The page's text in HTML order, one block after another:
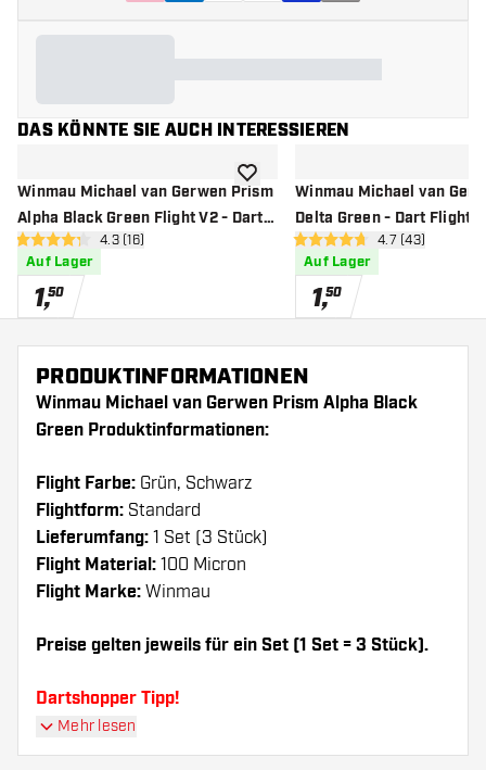
DAS KÖNNTE SIE AUCH INTERESSIEREN
Winmau Michael van Gerwen Prism
Alpha Black Green Flight V2 - Dart
Flights
Bewertungsbereich öffnen
4.3 Bewertungssterne
4.3 (16)
Auf Lager
1,50
Zur Wunschliste hinzufügen
Winmau Michael van
Delta Green - Dart Flights
4.7 Bewertungssterne
4.7 (43)
Auf Lager
1,50
PRODUKTINFORMATIONEN
Winmau Michael van Gerwen Prism Alpha Black
Green Produktinformationen:
Flight Farbe: Grün, Schwarz
Flightform: Standard
Lieferumfang: 1 Set (3 Stück)
Flight Material: 100 Micron
Flight Marke: Winmau
Preise gelten jeweils für ein Set (1 Set = 3 Stück).
Dartshopper Tipp!
Sorgen Sie für genügend Ersatz Flights und
Mehr lesen